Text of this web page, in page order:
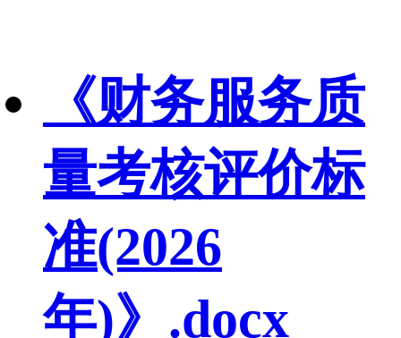
《财务服务质
量考核评价标
准(2026
年)》.docx